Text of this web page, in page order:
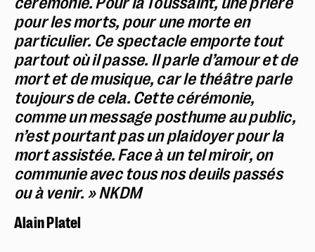
pour les morts, pour une morte en
particulier. Ce spectacle emporte tout
partout où il passe. Il parle d’amour et de
mort et de musique, car le théâtre parle
toujours de cela. Cette cérémonie,
comme un message posthume au public,
n’est pourtant pas un plaidoyer pour la
mort assistée. Face à un tel miroir, on
communie avec tous nos deuils passés
ou à venir. » NKDM
Alain Platel